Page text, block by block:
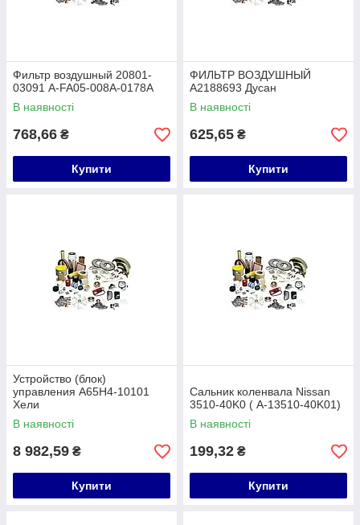
Фильтр воздушный 20801-
03091 A-FA05-008A-0178A
В наявності
768,66 ₴
Купити
ФИЛЬТР ВОЗДУШНЫЙ
A2188693 Дусан
В наявності
625,65 ₴
Купити
Устройство (блок)
управления A65H4-10101
Хели
В наявності
8 982,59 ₴
Купити
Сальник коленвала Nissan
3510-40K0 ( A-13510-40K01)
В наявності
199,32 ₴
Купити